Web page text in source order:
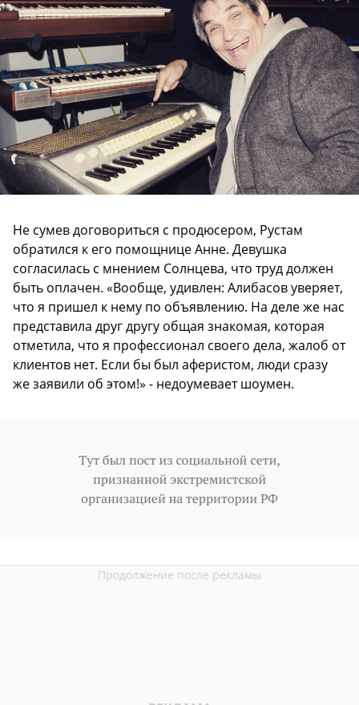
Не сумев договориться с продюсером, Рустам
обратился к его помощнице Анне. Девушка
согласилась с мнением Солнцева, что труд должен
быть оплачен. «Вообще, удивлен: Алибасов уверяет,
что я пришел к нему по объявлению. На деле же нас
представила друг другу общая знакомая, которая
отметила, что я профессионал своего дела, жалоб от
клиентов нет. Если бы был аферистом, люди сразу
же заявили об этом!» - недоумевает шоумен.